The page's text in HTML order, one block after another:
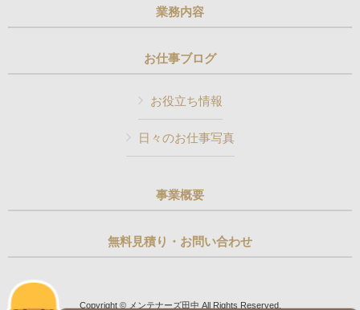
業務内容
お仕事ブログ
お役立ち情報
日々のお仕事写真
事業概要
無料見積り・お問い合わせ
Copyright © メンテナーズ田中 All Rights Reserved.